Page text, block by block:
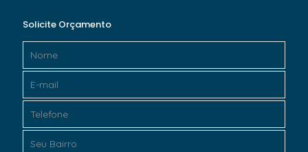
Solicite Orçamento